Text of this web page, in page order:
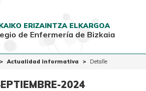
EUSK CAST
ERIZAINTZA ELKARGOA
de Enfermería de Bizkaia
Actualidad informativa Detalle
2024